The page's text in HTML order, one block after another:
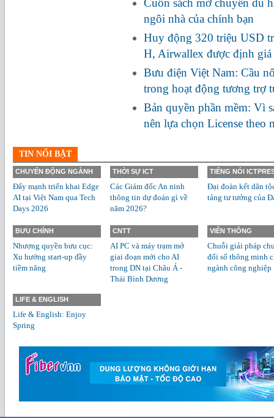
Cuốn sách mở chuyến du
ngôi nhà của chính bạn
Huy động 320 triệu USD
H, Airwallex được định
Bưu điện Việt Nam: Cầu
trong hoạt động tương trợ
Bản quyền phần mềm: Vì
nên lựa chọn License theo
TIN NỔI BẬT
CHUYỂN ĐỘNG NGÀNH
Đẩy mạnh triển khai Edge
AI tại Việt Nam qua Tech
Days 2026
THỜI SỰ ICT
Các Giám đốc An ninh
thông tin dự đoán gì về
năm 2026?
TIẾNG NÓI
Đại đoàn kết dân
tảng tư tưởng của
BƯU CHÍNH
Nhượng quyền bưu cục:
Xu hướng start-up đầy
tiềm năng
CNTT
AI PC và máy trạm mở
giai đoạn mới cho AI
trong DN tại Châu Á -
Thái Bình Dương
VIỄN THÔNG
Chuỗi giải pháp
đổi số thông minh
ngành công nghiệp
LIFE & ENGLISH
Life & English: Enjoy
Spring